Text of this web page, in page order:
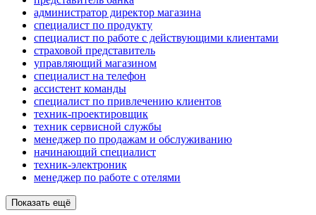
администратор директор магазина
специалист по продукту
специалист по работе с действующими клиентами
страховой представитель
управляющий магазином
специалист на телефон
ассистент команды
специалист по привлечению клиентов
техник-проектировщик
техник сервисной службы
менеджер по продажам и обслуживанию
начинающий специалист
техник-электроник
менеджер по работе с отелями
Показать ещё